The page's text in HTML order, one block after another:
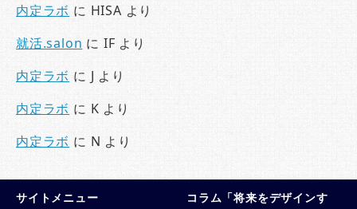
内定ラボ に HISA より
就活.salon に IF より
内定ラボ に J より
内定ラボ に K より
内定ラボ に N より
サイトメニュー
コラム「将来をデザインす